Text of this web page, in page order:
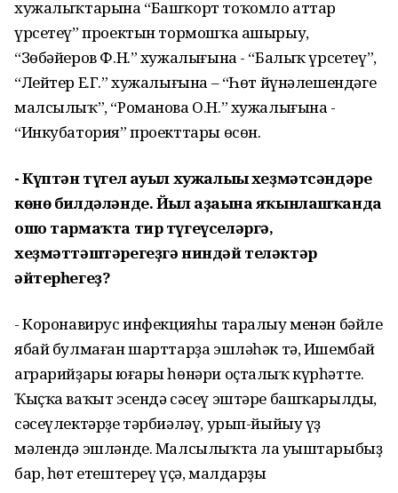
хужалыҡтарына “Башҡорт тоҡомло аттар
үрсетеү” проектын тормошҡа ашырыу,
“Зөбәйеров Ф.Н.” хужалығына - “Балыҡ үрсетеү”,
“Лейтер Е.Г.” хужалығына – “Һөт йүнәлешендәге
малсылыҡ”, “Романова О.Н.” хужалығына -
“Инкубатория” проекттары өсөн.
- Күптән түгел ауыл хужалығы хеҙмәтсәндәре
көнө билдәләнде. Йыл аҙағына яҡынлашҡанда
ошо тармаҡта тир түгеүселәргә,
хеҙмәттәштәрегеҙгәниндәй теләктәр
әйтерһегеҙ?
- Коронавирус инфекцияһы таралыу менән бәйле
ябай булмаған шарттарҙа эшләһәк тә, Ишембай
аграрийҙары юғары һөнәри оҫталыҡ күрһәтте.
Ҡыҫҡа ваҡыт эсендә сәсеү эштәре башҡарылды,
сәсеүлектәрҙе тәрбиәләү, урып-йыйыу үҙ
мәлендә эшләнде. Малсылыҡта ла уңыштарыбыҙ
бар, һөт етештереү үҫә, малдарҙың